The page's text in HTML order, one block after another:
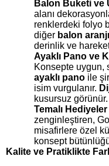
Balon Buketi ve
alanı
renklerdeki folyo
diğer balon
derinlik ve
Ayaklı Pano ve
Konsepte uygun,
ayaklı pano ile
isim vurgulanır.
kusursuz görünür.
Temalı
zenginleştiren,
misafirlere özel
konsept
Kalite ve Pratiklikte